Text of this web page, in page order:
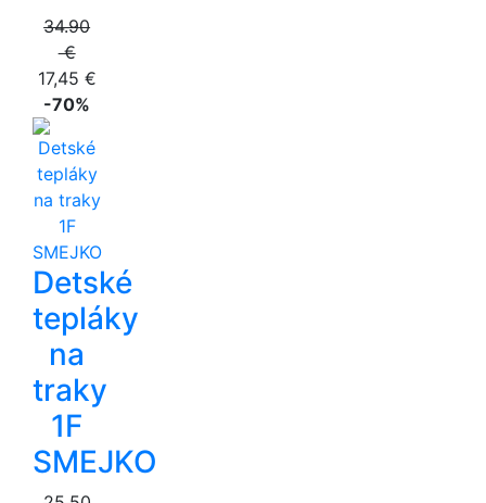
34.90
€
17,45 €
-70%
Detské
tepláky
na
traky
1F
SMEJKO